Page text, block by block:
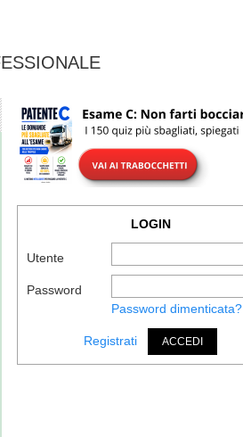
LOGIN
Utente
Password
Password dimenticata?
Registrati ACCEDI